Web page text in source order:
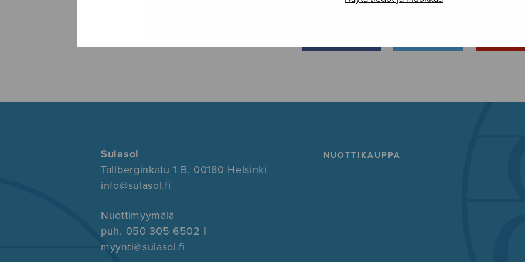
Sulasol
Tallberginkatu 1 B, 00180 Helsinki
info@sulasol.fi
Nuottimyymälä
puh. 050 305 6502 |
myynti@sulasol.fi
NUOTTIKAUPPA